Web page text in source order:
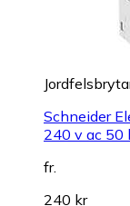
Schneider
240 v ac 50
fr.
240 kr